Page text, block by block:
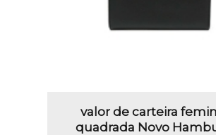
valor de carteira
quadrada Novo